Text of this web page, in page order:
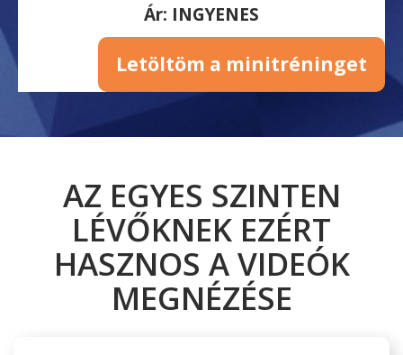
Ár: INGYENES
Letöltöm a minitréninget
AZ EGYES SZINTEN
LÉVŐKNEK EZÉRT
HASZNOS A VIDEÓK
MEGNÉZÉSE